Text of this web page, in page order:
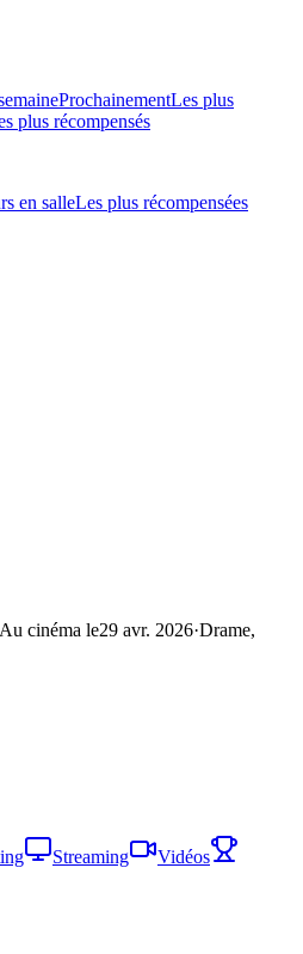
ProchainementLes plus
plus récompensés
en salleLes plus récompensées
Au cinéma le29 avr. 2026·Drame,
Streaming
Vidéos